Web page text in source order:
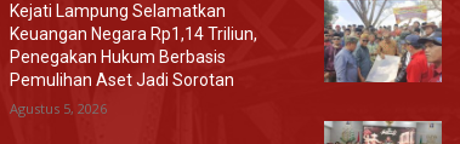
Kejati Lampung Selamatkan
Keuangan Negara Rp1,14 Triliun,
Penegakan Hukum Berbasis
Pemulihan Aset Jadi Sorotan
Agustus 5, 2026